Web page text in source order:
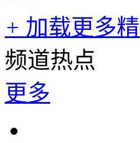
+ 加载更多
频道热点
更多